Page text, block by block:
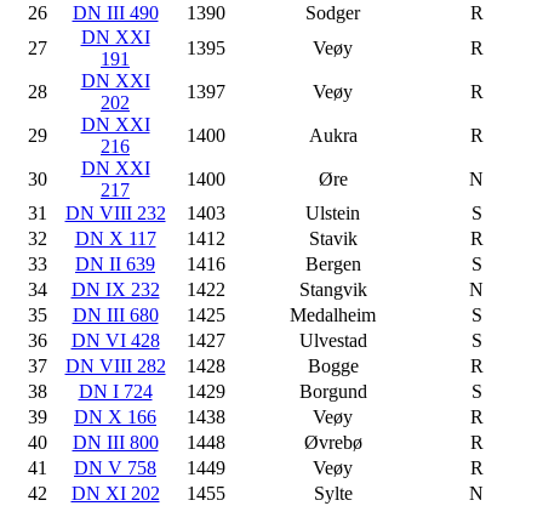
26
DN III 490 1390 Sodger
R
27
DN XXI
191
1395 Veøy R
28
DN XXI
202
1397 Veøy R
29
DN XXI
216
1400 Aukra R
30
DN XXI
217
1400 Øre
N
31
DN VIII 232 1403 Ulstein
S
32
DN X 117 1412 Stavik
R
33
DN II 639 1416 Bergen
S
34
DN IX 232 1422 Stangvik
N
35
DN III 680 1425 Medalheim
S
36
DN VI 428 1427 Ulvestad
S
37
DN VIII 282 1428 Bogge
R
38
DN I 724 1429 Borgund
S
39
DN X 166 1438 Veøy
R
40
DN III 800 1448 Øvrebø
R
41
DN V 758 1449 Veøy
R
42
DN XI 202 1455 Sylte
N